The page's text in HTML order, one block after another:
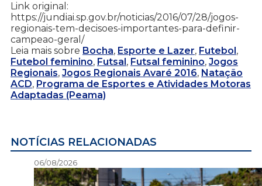
Link original:
https://jundiai.sp.gov.br/noticias/2016/07/28/jogos-
regionais-tem-decisoes-importantes-para-definir-
campeao-geral/
Leia mais sobre Bocha, Esporte e Lazer, Futebol,
Futebol feminino, Futsal, Futsal feminino, Jogos
Regionais, Jogos Regionais Avaré 2016, Natação
ACD, Programa de Esportes e Atividades Motoras
Adaptadas (Peama)
NOTÍCIAS RELACIONADAS
06/08/2026